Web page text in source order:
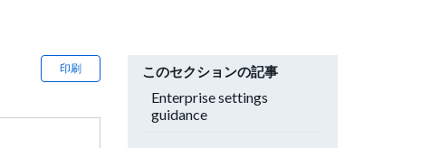
印刷 このセクションの記事
Enterprise settings
guidance